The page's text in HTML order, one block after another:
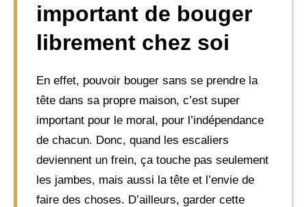
important de bouger
librement chez soi
En effet, pouvoir bouger sans se prendre la
tête dans sa propre maison, c’est super
important pour le moral, pour l’indépendance
de chacun. Donc, quand les escaliers
deviennent un frein, ça touche pas seulement
les jambes, mais aussi la tête et l’envie de
faire des choses. D’ailleurs, garder cette